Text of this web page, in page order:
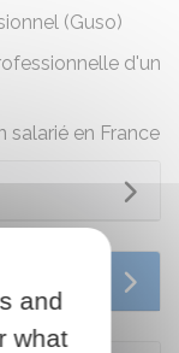
(Guso)
d'un
salarié en France
and
what